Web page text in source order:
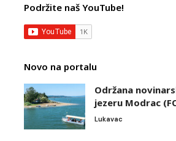
Podržite naš YouTube!
Novo na portalu
Održana
jezeru Modrac
Lukavac